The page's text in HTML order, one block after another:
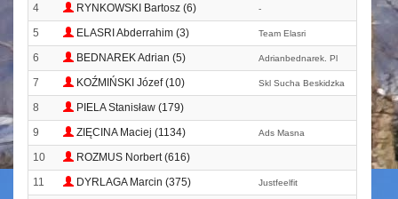
4 RYNKOWSKI Bartosz (6) -
5 ELASRI Abderrahim (3) Team Elasri
6 BEDNAREK Adrian (5) Adrianbednarek. Pl
7 KOŹMIŃSKI Józef (10) Skl Sucha Beskidzka
8
PIELA Stanisław (179)
9
ZIĘCINA Maciej (1134) Ads Masna
10
ROZMUS Norbert (616)
11
DYRLAGA Marcin (375) Justfeelfit